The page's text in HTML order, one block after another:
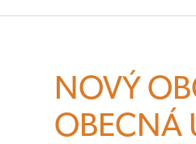
NOVÝ
OBECNÁ
HLAVNÍ